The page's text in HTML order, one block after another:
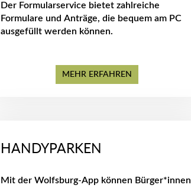
Der Formularservice bietet zahlreiche
Formulare und Anträge, die bequem am PC
ausgefüllt werden können.
MEHR ERFAHREN
HANDYPARKEN
Mit der Wolfsburg-App können Bürger*innen